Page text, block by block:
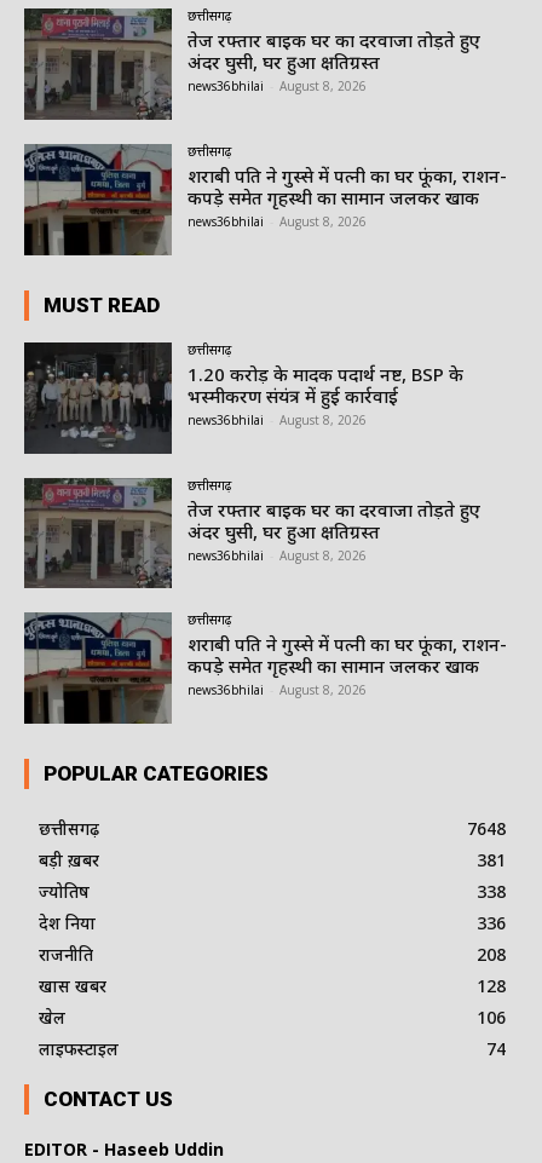
छत्तीसगढ़
तेज रफ्तार बाइक घर का दरवाजा तोड़ते हुए
अंदर घुसी, घर हुआ क्षतिग्रस्त
news36bhilai August 8, 2026
छत्तीसगढ़
शराबी पति ने गुस्से में पत्नी का घर फूंका, राशन-
कपड़े समेत गृहस्थी का सामान जलकर खाक
news36bhilai August 8, 2026
MUST READ
छत्तीसगढ़
1.20 करोड़ के मादक पदार्थ नष्ट, BSP के
भस्मीकरण संयंत्र में हुई कार्रवाई
news36bhilai August 8, 2026
छत्तीसगढ़
तेज रफ्तार बाइक घर का दरवाजा तोड़ते हुए
अंदर घुसी, घर हुआ क्षतिग्रस्त
news36bhilai August 8, 2026
छत्तीसगढ़
शराबी पति ने गुस्से में पत्नी का घर फूंका, राशन-
कपड़े समेत गृहस्थी का सामान जलकर खाक
news36bhilai August 8, 2026
POPULAR CATEGORIES
छत्तीसगढ़
7648
बड़ी ख़बर
381
ज्योतिष
338
देश दुनिया
336
राजनीति
208
खास खबर
128
खेल
106
लाइफस्टाइल
74
CONTACT US
EDITOR - Haseeb Uddin